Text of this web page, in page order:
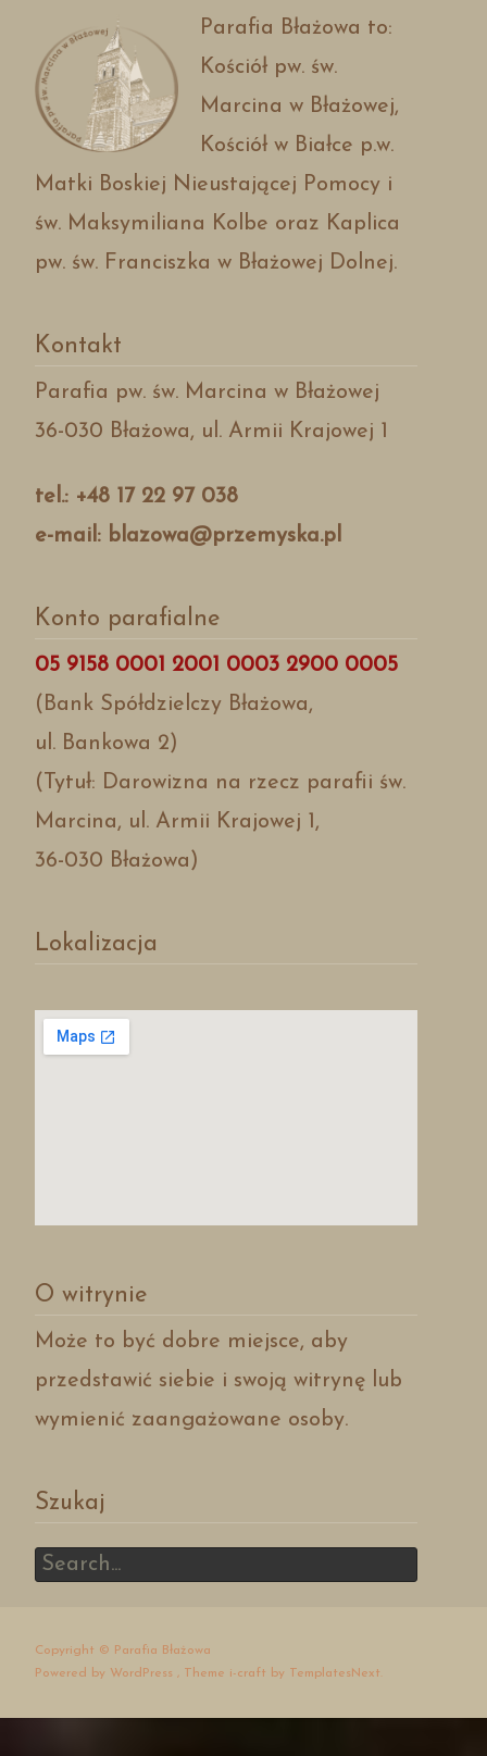
Parafia Błażowa to:
Kościół pw. św.
Marcina w Błażowej,
Kościół w Białce p.w.
Matki Boskiej Nieustającej Pomocy i
św. Maksymiliana Kolbe oraz Kaplica
pw. św. Franciszka w Błażowej Dolnej.
Kontakt
Parafia pw. św. Marcina w Błażowej
36-030 Błażowa, ul. Armii Krajowej 1
tel.: +48 17 22 97 038
e-mail: blazowa@przemyska.pl
Konto parafialne
05 9158 0001 2001 0003 2900 0005
(Bank Spółdzielczy Błażowa,
ul. Bankowa 2)
(Tytuł: Darowizna na rzecz parafii św.
Marcina, ul. Armii Krajowej 1,
36-030 Błażowa)
Lokalizacja
O witrynie
Może to być dobre miejsce, aby
przedstawić siebie i swoją witrynę lub
wymienić zaangażowane osoby.
Szukaj
Search
for:
Copyright © Parafia Błażowa
Powered by WordPress , Theme i-craft by TemplatesNext.